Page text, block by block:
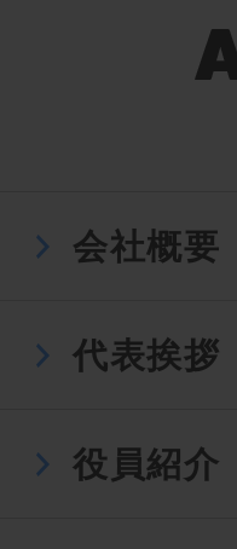
会社概要
代表挨拶
役員紹介